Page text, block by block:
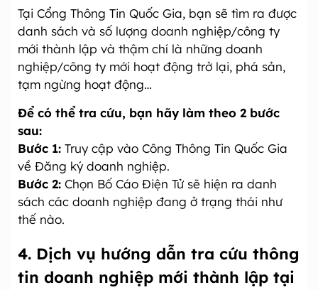
Tại Cổng Thông Tin Quốc Gia, bạn sẽ tìm ra được
danh sách và số lượng doanh nghiệp/công ty
mới thành lập và thậm chí là những doanh
nghiệp/công ty mới hoạt động trở lại, phá sản,
tạm ngừng hoạt động…
Để có thể tra cứu, bạn hãy làm theo 2 bước
sau:
Bước 1: Truy cập vào Công Thông Tin Quốc Gia
về Đăng ký doanh nghiệp.
Bước 2: Chọn Bố Cáo Điện Tử sẽ hiện ra danh
sách các doanh nghiệp đang ở trạng thái như
thế nào.
4. Dịch vụ hướng dẫn tra cứu thông
tin doanh nghiệp mới thành lập tại